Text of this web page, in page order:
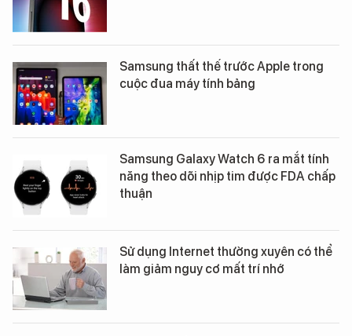
Samsung thất thế trước Apple trong
cuộc đua máy tính bảng
Samsung Galaxy Watch 6 ra mắt tính
năng theo dõi nhịp tim được FDA chấp
thuận
Sử dụng Internet thường xuyên có thể
làm giảm nguy cơ mất trí nhớ